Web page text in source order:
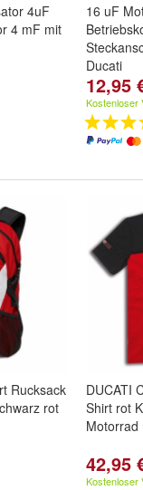
4uF
4 mF mit
16 uF
Ducati
12,95
Kostenloser
Rucksack
rot
DUCATI
Shirt rot
Motorrad
42,95
Kostenloser